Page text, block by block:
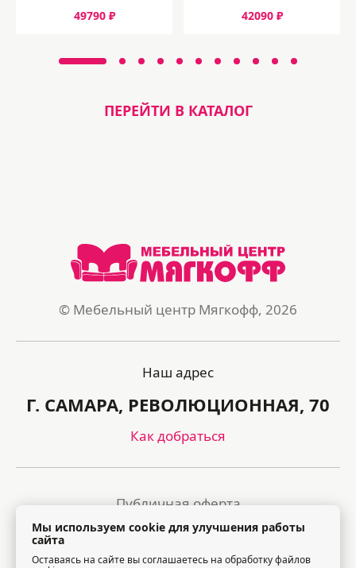
49790 ₽ 42090 ₽
ПЕРЕЙТИ В КАТАЛОГ
© Мебельный центр Мягкофф, 2026
Наш адрес
Г. САМАРА, РЕВОЛЮЦИОННАЯ, 70
Как добраться
Публичная оферта
Политика обработки персональных данных
Мы используем cookie для улучшения работы
сайта
Оставаясь на сайте вы соглашаетесь на обработку файлов